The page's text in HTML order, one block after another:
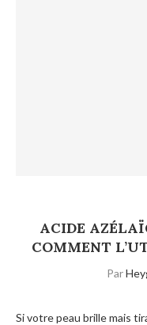
ACIDE
COMMENT
Par
Si votre peau brille mais